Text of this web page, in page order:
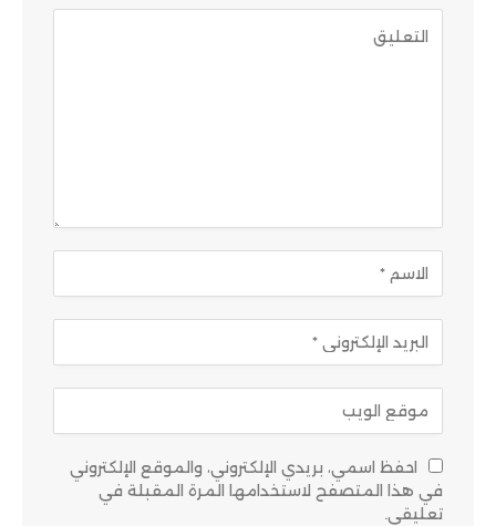
احفظ اسمي، بريدي الإلكتروني، والموقع الإلكتروني
في هذا المتصفح لاستخدامها المرة المقبلة في
تعليقي.